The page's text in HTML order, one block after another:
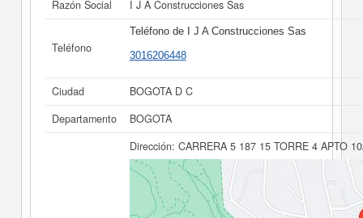
Razón Social
I J A Construcciones Sas
Teléfono
Teléfono de I J A Construcciones Sas
3016206448
Ciudad
BOGOTA D C
Departamento
BOGOTA
Dirección: CARRERA 5 187 15 TORRE 4 APTO